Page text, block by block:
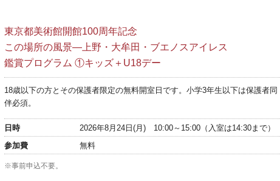
東京都美術館開館100周年記念
この場所の風景―上野・大牟田・ブエノスアイレス
鑑賞プログラム ①キッズ＋U18デー
18歳以下の方とその保護者限定の無料開室日です。小学3年生以下は保護者同
伴必須。
日時
2026年8月24日(月) 10:00～15:00（入室は14:30まで）
参加費
無料
※事前申込不要。